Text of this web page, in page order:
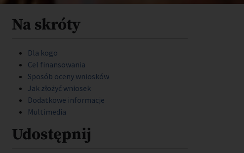
Na skróty
Dla kogo
Cel finansowania
Sposób oceny wniosków
Jak złożyć wniosek
Dodatkowe informacje
Multimedia
Udostępnij